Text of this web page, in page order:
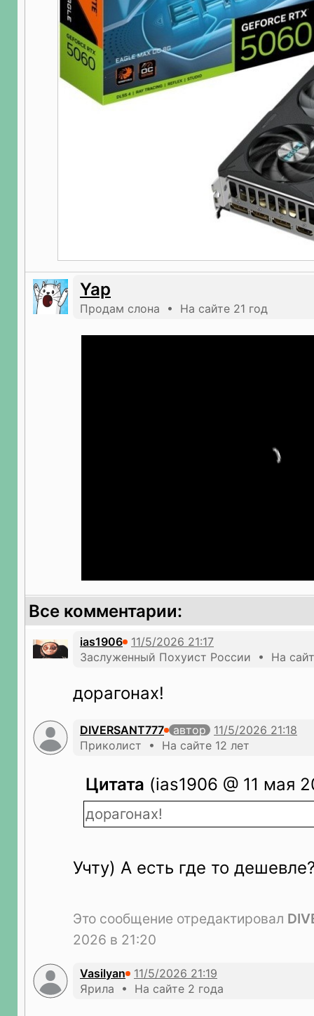
Yap
Продам слона • На сайте 21 год
Все комментарии:
ias1906
Заслуженный Похуист России • На
дорагонах!
DIVERSANT777
автор
Приколист • На сайте 12 лет
Цитата (ias1906 @ 11 мая
дорагонах!
Учту) А есть где то
Это сообщение отредактировал
2026 в 21:20
Vasilyan
Ярила • На сайте 2 года